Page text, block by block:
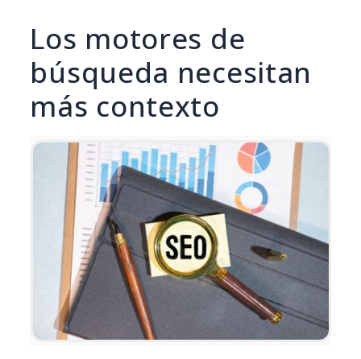
Los motores de
búsqueda necesitan
más contexto